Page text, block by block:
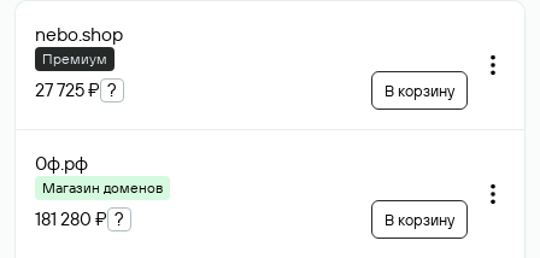
nebo.shop
Премиум
27 725 ₽ ? В корзину
0ф.рф
Магазин доменов
181 280 ₽ ? В корзину